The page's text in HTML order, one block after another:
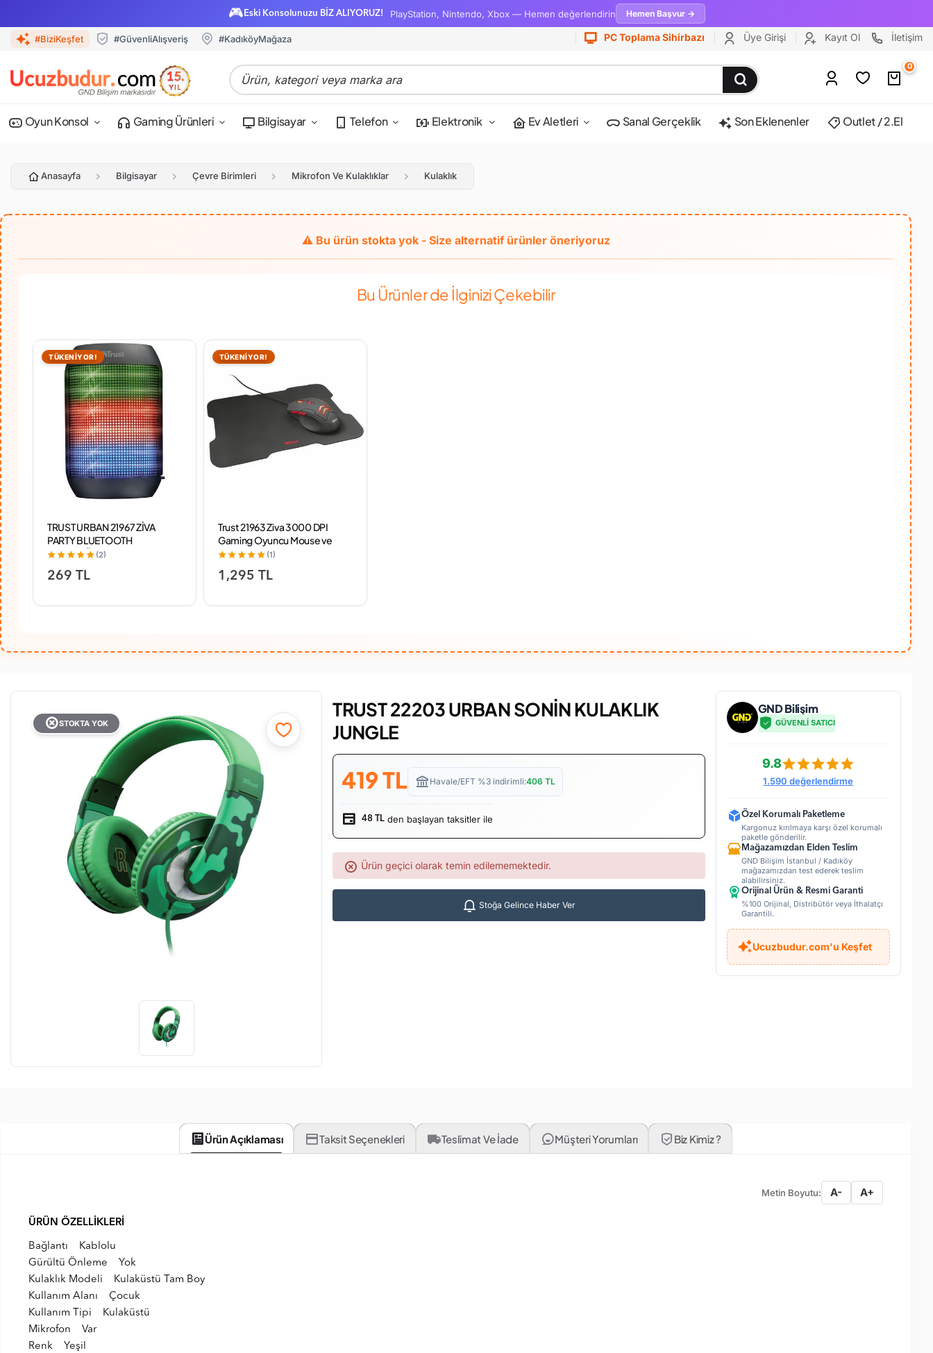
🎮 Eski Konsolunuzu BİZ ALIYORUZ! PlayStation, Nintendo, Xbox — Hemen değerlendirin Hemen Başvur →
#BiziKeşfet #GüvenliAlışveriş #KadıköyMağaza PC Toplama Sihirbazı Üye Girişi Kayıt Ol İletişim
0
Oyun Konsol Gaming Ürünleri Bilgisayar Telefon Elektronik Ev Aletleri Sanal Gerçeklik Son Eklenenler Outlet / 2.El
Anasayfa Bilgisayar Çevre Birimleri Mikrofon Ve Kulaklıklar Kulaklık
Bu Ürünler de İlginizi Çekebilir
TÜKENİYOR!
TRUST URBAN 21967 ZİVA
PARTY BLUETOOTH
HOPARLÖR(2)
269 TL
TÜKENİYOR!
Trust 21963 Ziva 3000 DPI
Gaming Oyuncu Mouse ve
Mousepad Set
(1)
1,295 TL
STOKTA YOK
TRUST 22203 URBAN SONİN KULAKLIK
JUNGLE
419TL Havale/EFT %3 indirimli:406 TL
48 TL den başlayan taksitler ile
Ürün geçici olarak temin edilememektedir.
Stoğa Gelince Haber Ver
GND Bilişim
GÜVENLİ SATICI
9.8
1.590 değerlendirme
Özel Korumalı Paketleme
Kargonuz kırılmaya karşı özel korumalı
paketle gönderilir.
Mağazamızdan Elden Teslim
GND Bilişim İstanbul / Kadıköy
mağazamızdan test ederek teslim
alabilirsiniz.
Orijinal Ürün & Resmi Garanti
%100 Orijinal, Distribütör veya İthalatçı
Garantili.
Ucuzbudur.com'u Keşfet
Ürün Açıklaması Taksit Seçenekleri Teslimat Ve İade Müşteri Yorumları Biz Kimiz ?
Metin Boyutu: A- A+
ÜRÜN ÖZELLİKLERİ
Bağlantı Kablolu
Gürültü Önleme Yok
Kulaklık Modeli Kulaküstü Tam Boy
Kullanım Alanı Çocuk
Kullanım Tipi Kulaküstü
Mikrofon Var
Renk Yeşil